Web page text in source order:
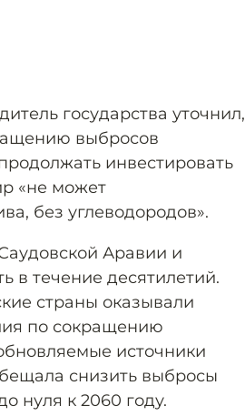
государства уточнил,
выбросов
инвестировать
«не может
без углеводородов».
Аравии и
в течение десятилетий.
страны оказывали
по сокращению
источники
снизить выбросы
нуля к 2060 году.